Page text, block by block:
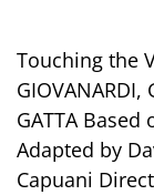
Touching the
GIOVANARDI,
GATTA
Adapted by
Capuani